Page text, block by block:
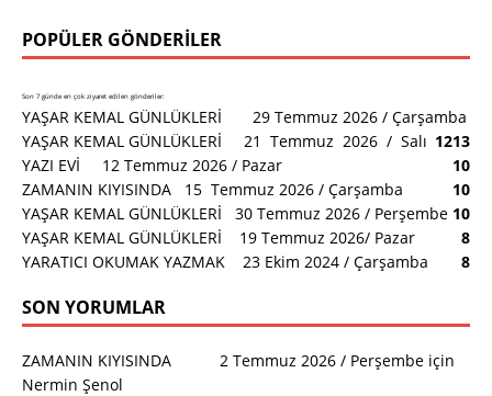
POPÜLER GÖNDERILER
Son 7 günde en çok ziyaret edilen gönderiler:
YAŞAR KEMAL GÜNLÜKLERİ 29 Temmuz 2026 / Çarşamba
13
YAŞAR KEMAL GÜNLÜKLERİ 21 Temmuz 2026 / Salı 12
YAZI EVİ 12 Temmuz 2026 / Pazar
10
ZAMANIN KIYISINDA 15 Temmuz 2026 / Çarşamba
10
YAŞAR KEMAL GÜNLÜKLERİ 30 Temmuz 2026 / Perşembe 10
YAŞAR KEMAL GÜNLÜKLERİ 19 Temmuz 2026/ Pazar
8
YARATICI OKUMAK YAZMAK 23 Ekim 2024 / Çarşamba
8
SON YORUMLAR
ZAMANIN KIYISINDA 2 Temmuz 2026 / Perşembe için
Nermin Şenol